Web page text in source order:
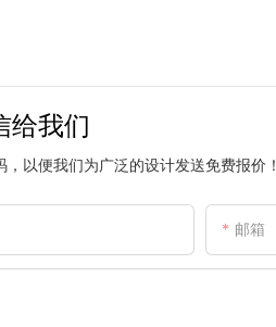
给我们
以便我们为广泛的设计发送免费报价！
邮箱